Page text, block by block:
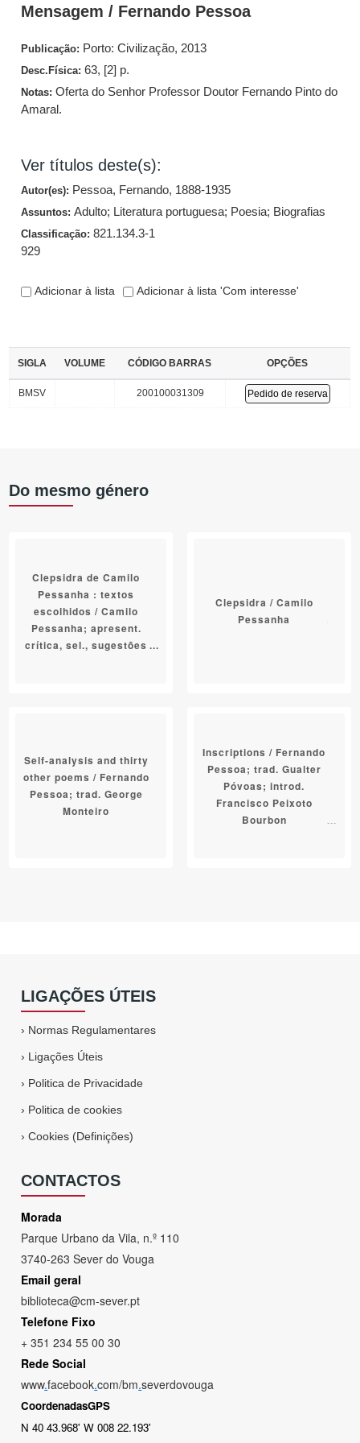
Mensagem / Fernando Pessoa
Publicação: Porto: Civilização, 2013
Desc.Física:63, [2] p.
Notas:Oferta do Senhor Professor Doutor Fernando Pinto do
Amaral.
Ver títulos deste(s):
Autor(es): Pessoa, Fernando, 1888-1935
Assuntos:Adulto; Literatura portuguesa; Poesia; Biografias
Classificação:821.134.3-1
929
Adicionar à lista Adicionar à lista 'Com interesse'
SIGLA VOLUME CÓDIGO BARRAS OPÇÕES
BMSV 200100031309 Pedido de reserva
Do mesmo género
Clepsidra de Camilo
Pessanha : textos
escolhidos / Camilo
Pessanha; apresent.
crítica, sel., sugestões
Clepsidra / Camilo
Pessanha
Self-analysis and thirty
other poems / Fernando
Pessoa; trad. George
Monteiro
Inscriptions / Fernando
Pessoa; trad. Gualter
Póvoas; introd.
Francisco Peixoto
Bourbon
LIGAÇÕES ÚTEIS
› Normas Regulamentares
› Ligações Úteis
› Politica de Privacidade
› Politica de cookies
›Cookies (Definições)
CONTACTOS
Morada
Parque Urbano da Vila, n.º 110
3740-263 Sever do Vouga
Email geral
biblioteca@cm-sever.pt
Telefone Fixo
+ 351 234 55 00 30
Rede Social
www.facebook.com/bm.severdovouga
CoordenadasGPS
N 40 43.968' W 008 22.193'